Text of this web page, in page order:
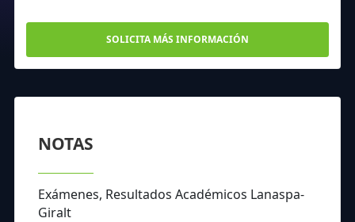
SOLICITA MÁS INFORMACIÓN
NOTAS
Exámenes, Resultados Académicos Lanaspa-
Giralt